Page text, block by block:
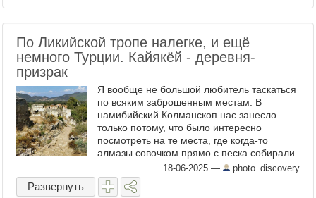
По Ликийской тропе налегке, и ещё
немного Турции. Кайякёй - деревня-
призрак
Я вообще не большой любитель таскаться
по всяким заброшенным местам. В
намибийский Колманскоп нас занесло
только потому, что было интересно
посмотреть на те места, где когда-то
алмазы совочком прямо с песка собирали.
А тут в походе по Ликийской тропе нам
дважды (а точнее, трижды - из ...
18-06-2025 — photo_discovery
Развернуть